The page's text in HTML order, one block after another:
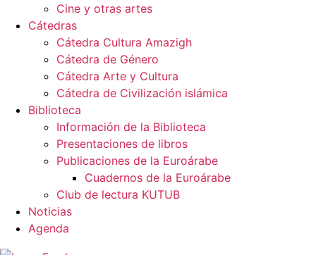
Cine y otras artes
Cátedras
Cátedra Cultura Amazigh
Cátedra de Género
Cátedra Arte y Cultura
Cátedra de Civilización islámica
Biblioteca
Información de la Biblioteca
Presentaciones de libros
Publicaciones de la Euroárabe
Cuadernos de la Euroárabe
Club de lectura KUTUB
Noticias
Agenda